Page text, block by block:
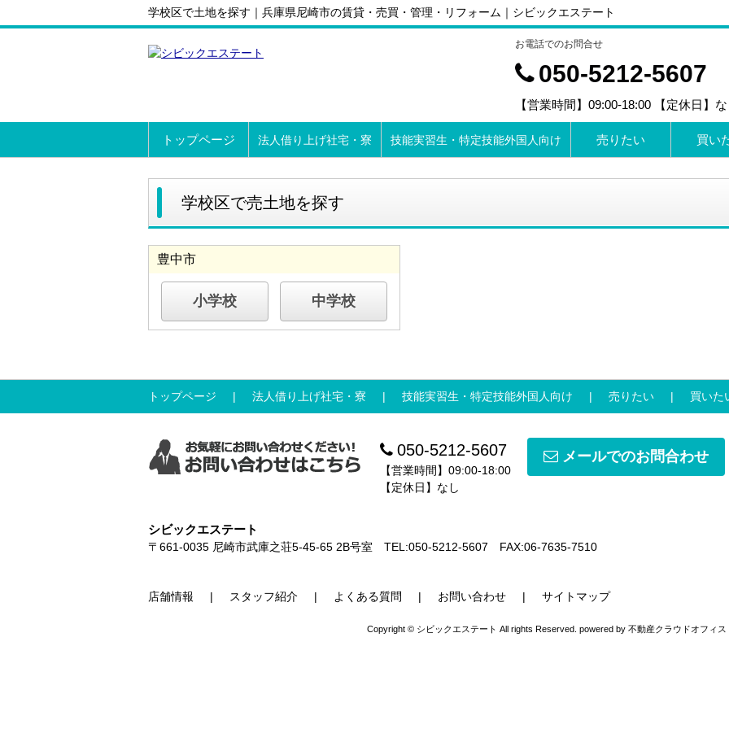
学校区で土地を探す｜兵庫県尼崎市の賃貸・売買・管理・リフォーム｜シビックエステート
お電話でのお問合せ
050-5212-5607
【営業時間】09:00-18:00 【定休日】な
トップページ 法人借り上げ社宅・寮 技能実習生・特定技能外国人向け 売りたい 買い
学校区で売土地を探す
豊中市
小学校 中学校
トップページ 法人借り上げ社宅・寮 技能実習生・特定技能外国人向け 売りたい 買いた
050-5212-5607
【営業時間】09:00-18:00
【定休日】なし
メールでのお問合わせ
シビックエステート
〒661-0035 尼崎市武庫之荘5-45-65 2B号室 TEL:050-5212-5607 FAX:06-7635-7510
店舗情報 スタッフ紹介 よくある質問 お問い合わせ サイトマップ
Copyright © シビックエステート All rights Reserved. powered by 不動産クラウドオフィス